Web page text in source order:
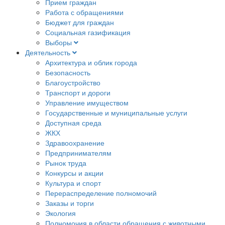
Работа с обращениями
Бюджет для граждан
Социальная газификация
Выборы
Деятельность
Архитектура и облик города
Безопасность
Благоустройство
Транспорт и дороги
Управление имуществом
Государственные и муниципальные услуги
Доступная среда
ЖКХ
Здравоохранение
Предпринимателям
Рынок труда
Конкурсы и акции
Культура и спорт
Перераспределение полномочий
Заказы и торги
Экология
Полномочия в области обращения с животными